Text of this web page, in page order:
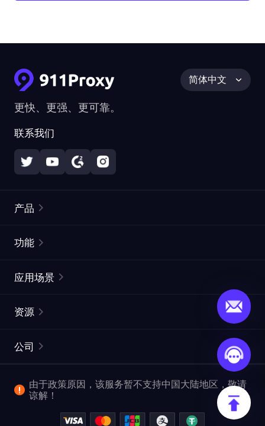
更快、更强、更可靠。
联系我们
简体中文
产品
静态住宅代理
网页抓取 API
视频下载 API
功能
ISP代理
ProxySite
应用场景
市场研究
爬行和索引
查看全部使用场景
资源
常见问题解答
位置
公司
企业服务
反洗钱合规计划
由于政策原因，该服务暂不支持中国大陆地区，敬请
谅解！